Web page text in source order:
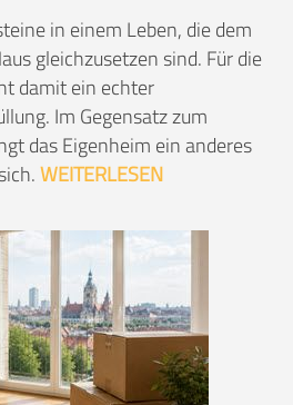
in einem Leben, die dem
gleichzusetzen sind. Für die
damit ein echter
Im Gegensatz zum
das Eigenheim ein anderes
WEITERLESEN